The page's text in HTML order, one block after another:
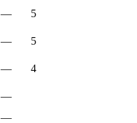
—
5
—
5
—
4
—
—